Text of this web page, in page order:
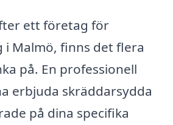
ett företag för
Malmö, finns det flera
på. En professionell
erbjuda skräddarsydda
på dina specifika